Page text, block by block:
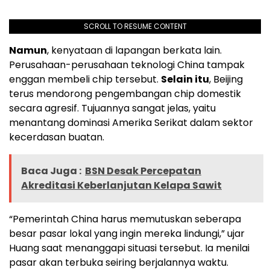
SCROLL TO RESUME CONTENT
Namun, kenyataan di lapangan berkata lain.
Perusahaan-perusahaan teknologi China tampak
enggan membeli chip tersebut. Selain itu, Beijing
terus mendorong pengembangan chip domestik
secara agresif. Tujuannya sangat jelas, yaitu
menantang dominasi Amerika Serikat dalam sektor
kecerdasan buatan.
Baca Juga : BSN Desak Percepatan
Akreditasi Keberlanjutan Kelapa Sawit
“Pemerintah China harus memutuskan seberapa
besar pasar lokal yang ingin mereka lindungi,” ujar
Huang saat menanggapi situasi tersebut. Ia menilai
pasar akan terbuka seiring berjalannya waktu.